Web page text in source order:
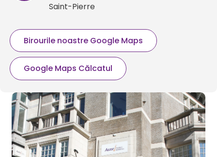
Saint-Pierre
Birourile noastre Google Maps
Google Maps Călcatul